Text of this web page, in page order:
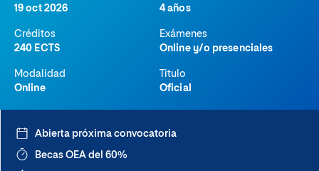
19 oct 2026
4 años
Créditos
240 ECTS
Exámenes
Online y/o presenciales
Modalidad
Online
Titulo
Oficial
Abierta próxima convocatoria
Becas OEA del 60%